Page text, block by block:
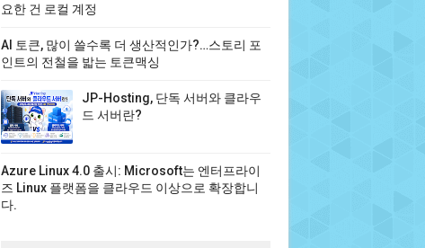
요한 건 로컬 계정
AI 토큰, 많이 쓸수록 더 생산적인가?…스토리 포
인트의 전철을 밟는 토큰맥싱
JP-Hosting, 단독 서버와 클라우
드 서버란?
Azure Linux 4.0 출시: Microsoft는 엔터프라이
즈 Linux 플랫폼을 클라우드 이상으로 확장합니
다.